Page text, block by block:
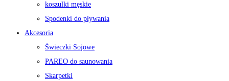
koszulki męskie
Spodenki do pływania
Akcesoria
Świeczki Sojowe
PAREO do saunowania
Skarpetki